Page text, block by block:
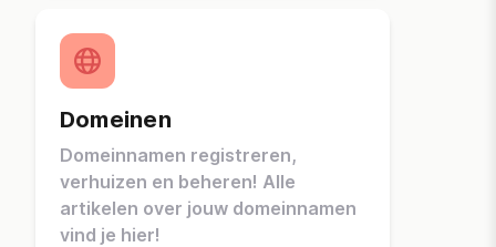
Domeinen
Domeinnamen registreren,
verhuizen en beheren! Alle
artikelen over jouw domeinnamen
vind je hier!